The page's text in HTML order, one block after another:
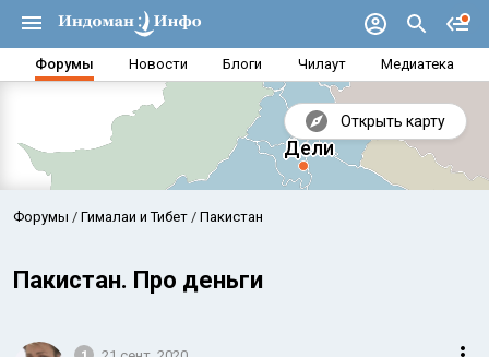
Форумы Новости Блоги Чилаут Медиатека
Открыть карту
Форумы Гималаи и Тибет Пакистан
Пакистан. Про деньги